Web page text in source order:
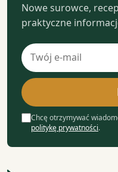
Nowe surowce,
praktyczne
Adres
e-
mail
Chcę otrzymywać
politykę prywatności.